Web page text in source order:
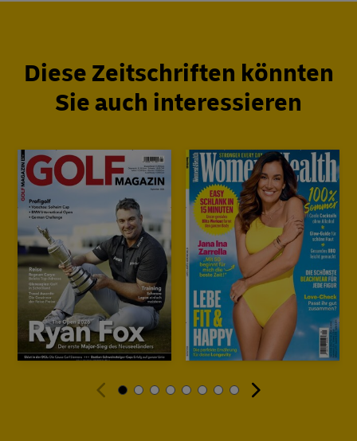
Diese Zeitschriften könnten
Sie auch interessieren